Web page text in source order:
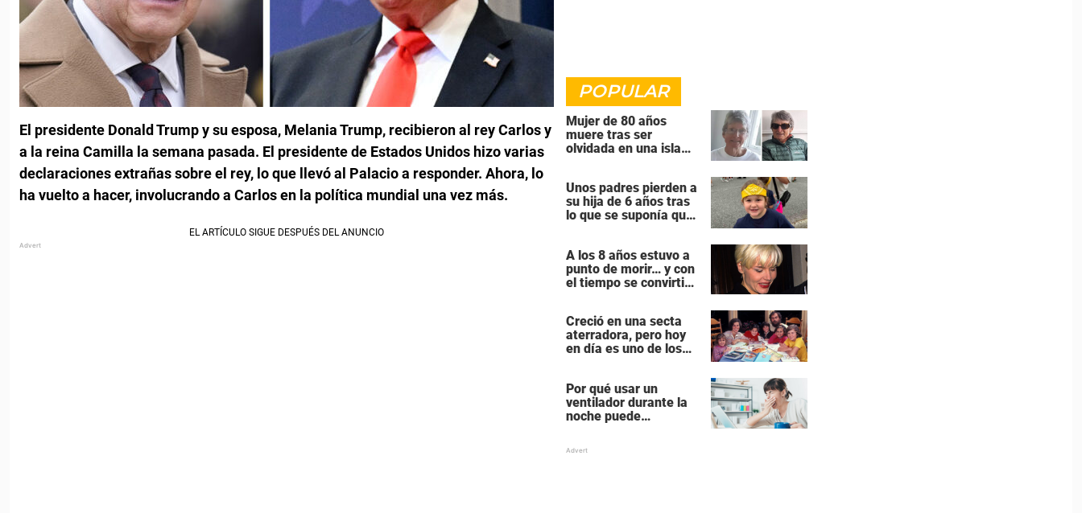
El presidente Donald Trump y su esposa, Melania Trump, recibieron al rey Carlos y
a la reina Camilla la semana pasada. El presidente de Estados Unidos hizo varias
declaraciones extrañas sobre el rey, lo que llevó al Palacio a responder. Ahora, lo
ha vuelto a hacer, involucrando a Carlos en la política mundial una vez más.
POPULAR
Mujer de 80 años
muere tras ser
olvidada en una isla
Unos padres pierden a
su hija de 6 años tras
lo que se suponía que
«rutinaria»
A los 8 años estuvo a
punto de morir… y con
el tiempo se convirtió
Hollywood
Creció en una secta
aterradora, pero hoy
en día es uno de los
Hollywood
Por qué usar un
ventilador durante la
noche puede